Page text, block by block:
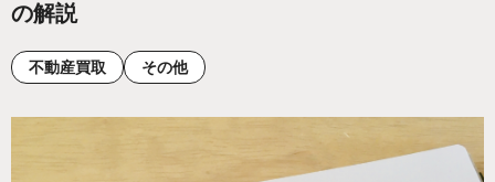
の解説
不動産買取 その他